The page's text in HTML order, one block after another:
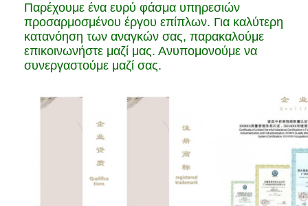
Παρέχουμε ένα ευρύ φάσμα υπηρεσιών
προσαρμοσμένου έργου επίπλων. Για καλύτερη
κατανόηση των αναγκών σας, παρακαλούμε
επικοινωνήστε μαζί μας. Ανυπομονούμε να
συνεργαστούμε μαζί σας.